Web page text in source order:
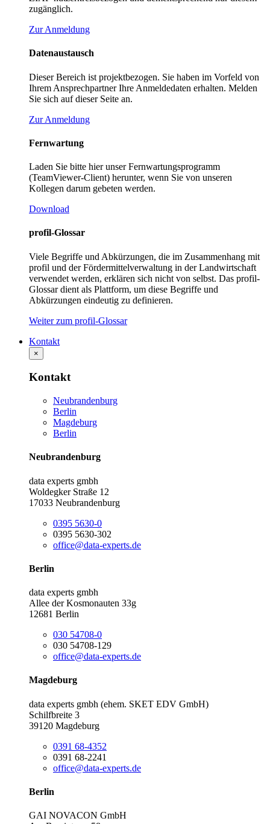
zugänglich.
Zur Anmeldung
Datenaustausch
Dieser Bereich ist projektbezogen. Sie haben im Vorfeld von
Ihrem Ansprechpartner Ihre Anmeldedaten erhalten. Melden
Sie sich auf dieser Seite an.
Zur Anmeldung
Fernwartung
Laden Sie bitte hier unser Fernwartungsprogramm
(TeamViewer-Client) herunter, wenn Sie von unseren
Kollegen darum gebeten werden.
Download
profil-Glossar
Viele Begriffe und Abkürzungen, die im Zusammenhang mit
profil und der Fördermittelverwaltung in der Landwirtschaft
verwendet werden, erklären sich nicht von selbst. Das profil-
Glossar dient als Plattform, um diese Begriffe und
Abkürzungen eindeutig zu definieren.
Weiter zum profil-Glossar
Kontakt
×
Kontakt
Neubrandenburg
Berlin
Magdeburg
Berlin
Neubrandenburg
data experts gmbh
Woldegker Straße 12
17033 Neubrandenburg
0395 5630-0
0395 5630-302
office@data-experts.de
Berlin
data experts gmbh
Allee der Kosmonauten 33g
12681 Berlin
030 54708-0
030 54708-129
office@data-experts.de
Magdeburg
data experts gmbh (ehem. SKET EDV GmbH)
Schilfbreite 3
39120 Magdeburg
0391 68-4352
0391 68-2241
office@data-experts.de
Berlin
GAI NOVACON GmbH